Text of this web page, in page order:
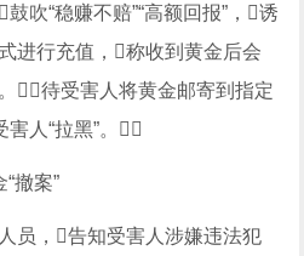
吹“稳赚不赔”“高额回报”，诱
进行充值，称收到黄金后会
待受害人将黄金邮寄到指定
人“拉黑”。
撤案”
员，告知受害人涉嫌违法犯